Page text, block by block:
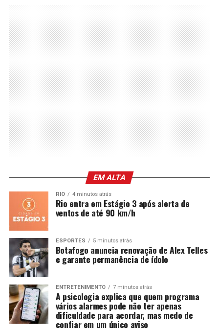
EM ALTA
RIO 4 minutos atrás
Rio entra em Estágio 3 após alerta de
ventos de até 90 km/h
ESPORTES 5 minutos atrás
Botafogo anuncia renovação de Alex Telles
e garante permanência de ídolo
ENTRETENIMENTO 7 minutos atrás
A psicologia explica que quem programa
vários alarmes pode não ter apenas
dificuldade para acordar, mas medo de
confiar em um único aviso